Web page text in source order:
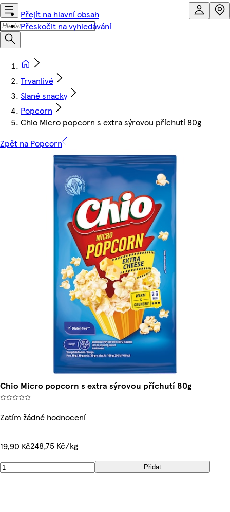
Přejít na hlavní obsah
Přeskočit na vyhledávání
Trvanlivé
Slané snacky
Popcorn
Chio Micro popcorn s extra sýrovou příchutí 80g
Zpět na Popcorn
Chio Micro popcorn s extra sýrovou příchutí 80g
Zatím žádné hodnocení
19,90 Kč248,75 Kč/kg
Přidat